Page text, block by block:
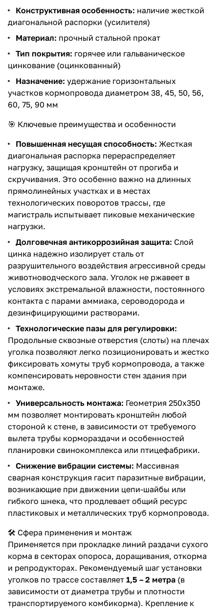
Конструктивная особенность: наличие жесткой
диагональной распорки (усилителя)
Материал: прочный стальной прокат
Тип покрытия: горячее или гальваническое
цинкование (оцинкованный)
Назначение: удержание горизонтальных
участков кормопровода диаметром 38, 45, 50, 56,
60, 75, 90 мм
🎯 Ключевые преимущества и особенности
Повышенная несущая способность: Жесткая
диагональная распорка перераспределяет
нагрузку, защищая кронштейн от прогиба и
скручивания. Это особенно важно на длинных
прямолинейных участках и в местах
технологических поворотов трассы, где
магистраль испытывает пиковые механические
нагрузки.
Долговечная антикоррозийная защита: Слой
цинка надежно изолирует сталь от
разрушительного воздействия агрессивной среды
животноводческого зала. Уголок не ржавеет в
условиях экстремальной влажности, постоянного
контакта с парами аммиака, сероводорода и
дезинфицирующими растворами.
Технологические пазы для регулировки:
Продольные сквозные отверстия (слоты) на плечах
уголка позволяют легко позиционировать и жестко
фиксировать хомуты труб кормопровода, а также
компенсировать неровности стен здания при
монтаже.
Универсальность монтажа: Геометрия 250х350
мм позволяет монтировать кронштейн любой
стороной к стене, в зависимости от требуемого
вылета трубы кормораздачи и особенностей
планировки свинокомплекса или птицефабрики.
Снижение вибрации системы: Массивная
сварная конструкция гасит паразитные вибрации,
возникающие при движении цепи-шайбы или
гибкого шнека, что продлевает общий ресурс
пластиковых и металлических труб кормопровода.
🛠️ Сфера применения и монтаж
Применяется при прокладке линий раздачи сухого
корма в секторах опороса, доращивания, откорма
и репродукторах. Рекомендуемый шаг установки
уголков по трассе составляет 1,5 – 2 метра (в
зависимости от диаметра трубы и плотности
транспортируемого комбикорма). Крепление к